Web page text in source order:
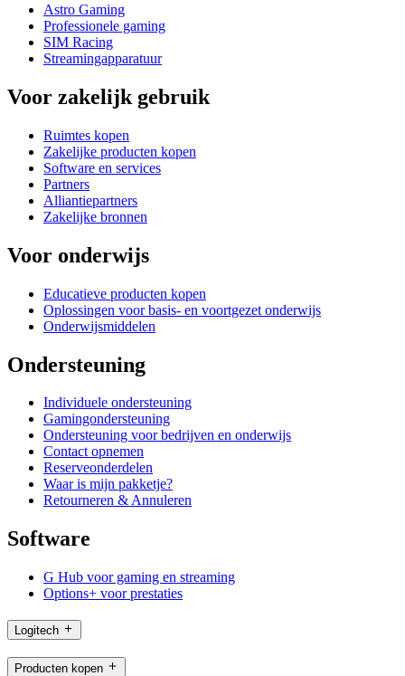
Astro Gaming
Professionele gaming
SIM Racing
Streamingapparatuur
Voor zakelijk gebruik
Ruimtes kopen
Zakelijke producten kopen
Software en services
Partners
Alliantiepartners
Zakelijke bronnen
Voor onderwijs
Educatieve producten kopen
Oplossingen voor basis- en voortgezet onderwijs
Onderwijsmiddelen
Ondersteuning
Individuele ondersteuning
Gamingondersteuning
Ondersteuning voor bedrijven en onderwijs
Contact opnemen
Reserveonderdelen
Waar is mijn pakketje?
Retourneren & Annuleren
Software
G Hub voor gaming en streaming
Options+ voor prestaties
Logitech
Producten kopen